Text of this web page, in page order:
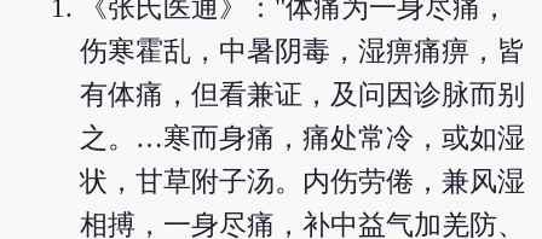
《张氏医通》："体痛为一身尽痛，
伤寒霍乱，中暑阴毒，湿痹痛痹，皆
有体痛，但看兼证，及问因诊脉而别
之。…寒而身痛，痛处常冷，或如湿
状，甘草附子汤。内伤劳倦，兼风湿
相搏，一身尽痛，补中益气加羌防、